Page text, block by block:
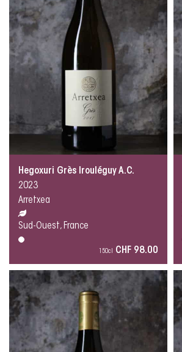
Hegoxuri Grès Irouléguy A.C.
2023
Arretxea
Sud-Ouest, France
150cl CHF 98.00